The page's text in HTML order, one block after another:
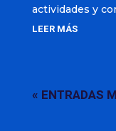
actividades y
LEER MÁS
« ENTRADAS